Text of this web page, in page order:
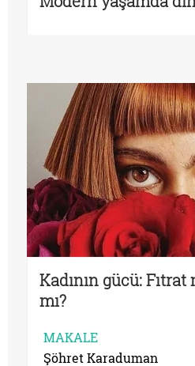
Kadının gücü:
mı?
MAKALE
Şöhret Karaduman